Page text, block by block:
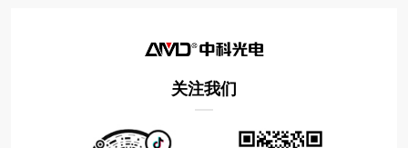
关注我们